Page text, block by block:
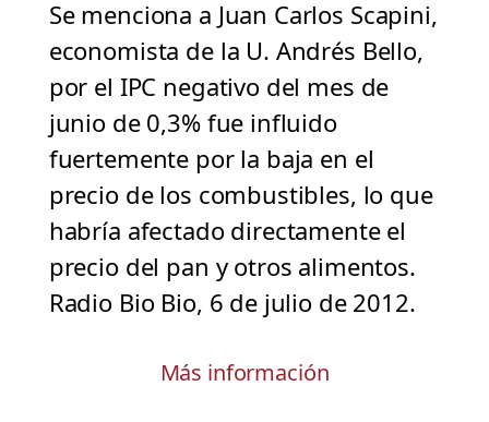
Se menciona a Juan Carlos Scapini,
economista de la U. Andrés Bello,
por el IPC negativo del mes de
junio de 0,3% fue influido
fuertemente por la baja en el
precio de los combustibles, lo que
habría afectado directamente el
precio del pan y otros alimentos.
Radio Bio Bio, 6 de julio de 2012.
Más información